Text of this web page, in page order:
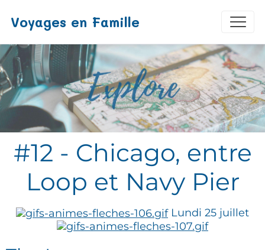
Voyages en Famille
#12 - Chicago, entre
Loop et Navy Pier
Lundi 25 juillet